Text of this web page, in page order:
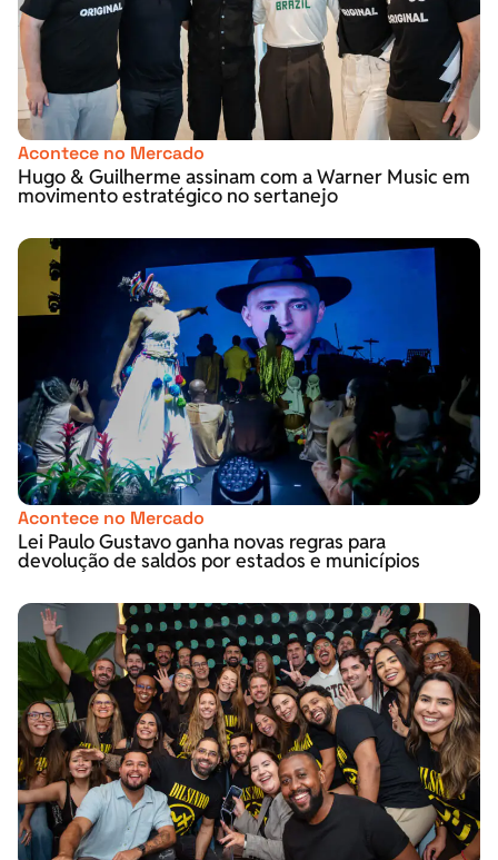
Acontece no Mercado
Hugo & Guilherme assinam com a Warner Music em
movimento estratégico no sertanejo
Acontece no Mercado
Lei Paulo Gustavo ganha novas regras para
devolução de saldos por estados e municípios